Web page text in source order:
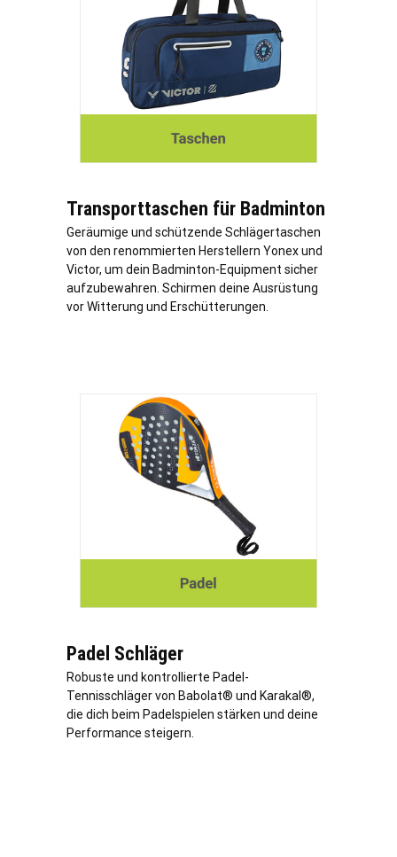
Transporttaschen für Badminton
Geräumige und schützende Schlägertaschen
von den renommierten Herstellern Yonex und
Victor, um dein Badminton-Equipment sicher
aufzubewahren. Schirmen deine Ausrüstung
vor Witterung und Erschütterungen.
Padel Schläger
Robuste und kontrollierte Padel-
Tennisschläger von Babolat® und Karakal®,
die dich beim Padelspielen stärken und deine
Performance steigern.